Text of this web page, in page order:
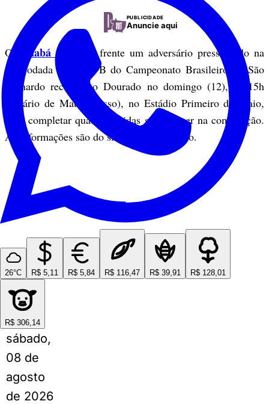
26°C R$ 5,11 R$ 5,84 R$ 116,47 R$ 39,91 R$ 128,01
R$ 306,14
sábado,
08 de
agosto
de 2026
PUBLICIDADE
Anuncie aqui
O Cuiabáterá pela frente um adversário pressionado na
17ª rodada da Série B do Campeonato Brasileiro. O São
Bernardo receberá o Dourado no domingo (12), às 15h
(horário de Mato Grosso), no Estádio Primeiro de Maio,
após completar quatro partidas sem vencer na competição.
As informações são do site Olhar Esportivo.